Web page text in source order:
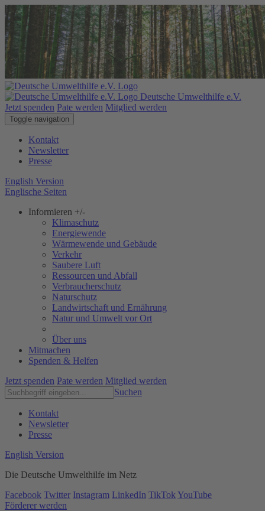
Deutsche Umwelthilfe e.V.
Jetzt spenden Pate werden Mitglied werden
Toggle navigation
Kontakt
Newsletter
Presse
English Version
Englische Seiten
Informieren +/-
Klimaschutz
Energiewende
Wärmewende und Gebäude
Verkehr
Saubere Luft
Ressourcen und Abfall
Verbraucherschutz
Naturschutz
Landwirtschaft und Ernährung
Natur und Umwelt vor Ort
Über uns
Mitmachen
Spenden & Helfen
Jetzt spenden Pate werden Mitglied werden
Suchen
Kontakt
Newsletter
Presse
English Version
Die Deutsche Umwelthilfe im Netz
Facebook Twitter Instagram LinkedIn TikTok YouTube
Förderer werden